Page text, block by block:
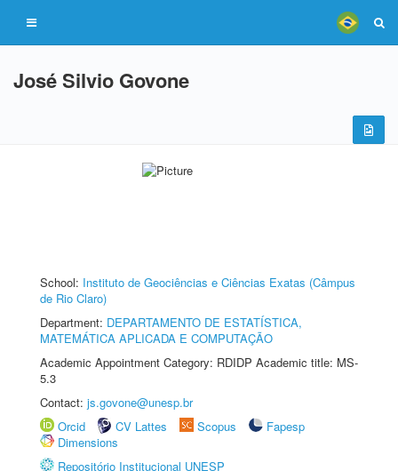
José Silvio Govone
School: Instituto de Geociências e Ciências Exatas (Câmpus
de Rio Claro)
Department: DEPARTAMENTO DE ESTATÍSTICA,
MATEMÁTICA APLICADA E COMPUTAÇÃO
Academic Appointment Category: RDIDP Academic title: MS-
5.3
Contact: js.govone@unesp.br
Orcid
CV Lattes Scopus
Fapesp
Dimensions
Repositório Institucional UNESP